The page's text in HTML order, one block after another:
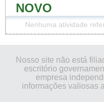
NOVO
Nenhuma atividade
Nosso site não está
escritório
empresa
informações valiosas